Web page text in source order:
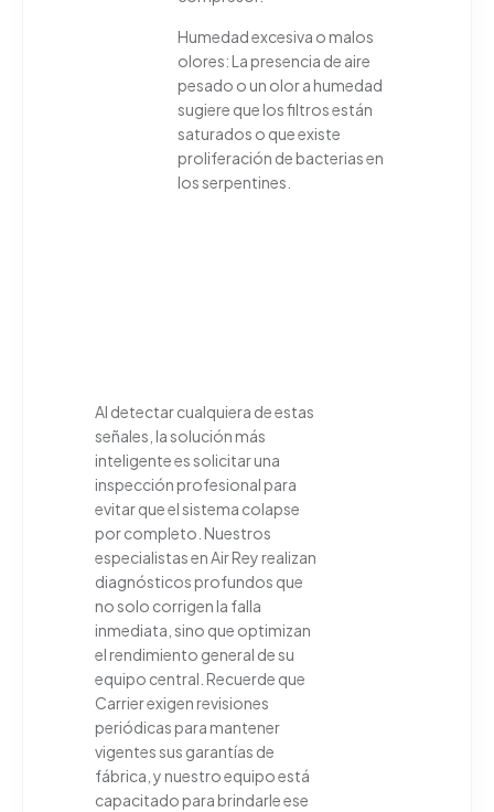
Humedad excesiva o malos
olores: La presencia de aire
pesado o un olor a humedad
sugiere que los filtros están
saturados o que existe
proliferación de bacterias en
los serpentines.
Al detectar cualquiera de estas
señales, la solución más
inteligente es solicitar una
inspección profesional para
evitar que el sistema colapse
por completo. Nuestros
especialistas en Air Rey realizan
diagnósticos profundos que
no solo corrigen la falla
inmediata, sino que optimizan
el rendimiento general de su
equipo central. Recuerde que
Carrier exigen revisiones
periódicas para mantener
vigentes sus garantías de
fábrica, y nuestro equipo está
capacitado para brindarle ese